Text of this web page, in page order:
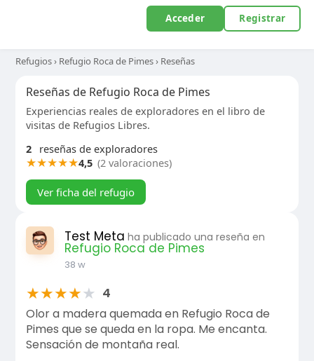
Acceder Registrar
Refugios› Refugio Roca de Pimes› Reseñas
Reseñas de Refugio Roca de Pimes
Experiencias reales de exploradores en el libro de
visitas de Refugios Libres.
2
reseñas de exploradores
★★★★★4,5 (2 valoraciones)
Ver ficha del refugio
Test Meta ha publicado una reseña en
Refugio Roca de Pimes
38 w
★★★★★ 4
Olor a madera quemada en Refugio Roca de
Pimes que se queda en la ropa. Me encanta.
Sensación de montaña real.